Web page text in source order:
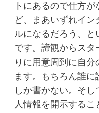
トにあるので仕方
ど、まあいずれイ
ルになるだろう、と
です。諦観からスタ
りに用意周到に自
ます。もちろん誰に
しか書かない。そ
人情報を開示する